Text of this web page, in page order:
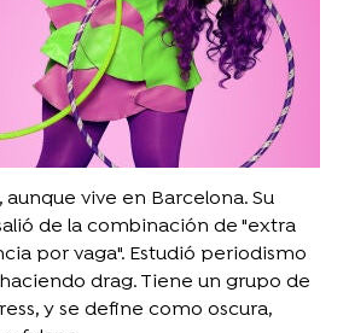
vive en Barcelona. Su
de la combinación de "extra
por vaga". Estudió periodismo
drag. Tiene un grupo de
y se define como oscura,